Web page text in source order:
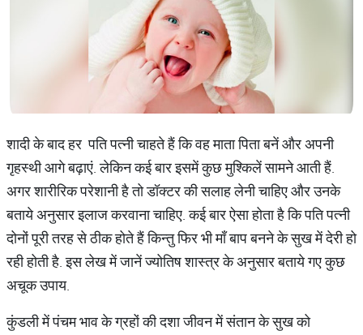
शादी के बाद हर पति पत्नी चाहते हैं कि वह माता पिता बनें और अपनी
गृहस्थी आगे बढ़ाएं. लेकिन कई बार इसमें कुछ मुश्किलें सामने आती हैं.
अगर शारीरिक परेशानी है तो डॉक्टर की सलाह लेनी चाहिए और उनके
बताये अनुसार इलाज करवाना चाहिए. कई बार ऐसा होता है कि पति पत्नी
दोनों पूरी तरह से ठीक होते हैं किन्तु फिर भी माँ बाप बनने के सुख में देरी हो
रही होती है. इस लेख में जानें ज्योतिष शास्त्र के अनुसार बताये गए कुछ
अचूक उपाय.
कुंडली में पंचम भाव के ग्रहों की दशा जीवन में संतान के सुख को